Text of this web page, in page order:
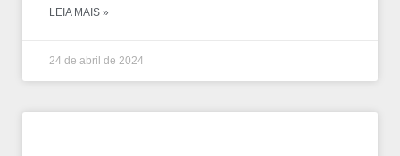
LEIA MAIS »
24 de abril de 2024